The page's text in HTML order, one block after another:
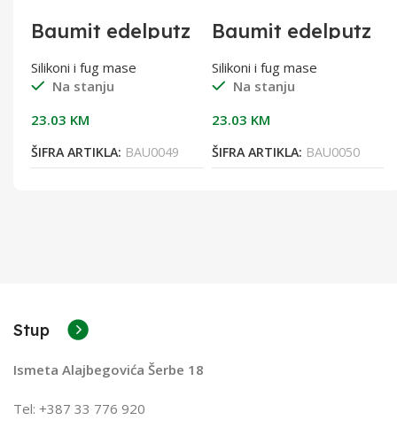
Baumit edelputz
1,5mm bijeli
Silikoni i fug mase
Na stanju
23.03 KM
ŠIFRA ARTIKLA: BAU0049
Baumit edelputz
WPBA extra 2mm
bijeli
Silikoni i fug mase
Na stanju
23.03 KM
ŠIFRA ARTIKLA: BAU0050
Stup
Ismeta Alajbegovića Šerbe 18
Tel: +387 33 776 920